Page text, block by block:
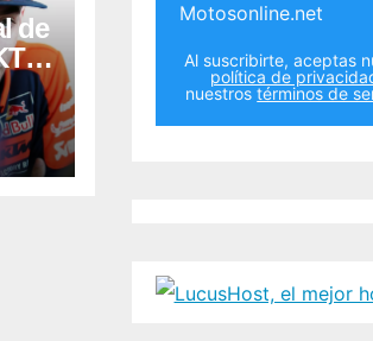
de
Motosonline.net
Al suscribirte, aceptas
política de
nuestrostérminos de